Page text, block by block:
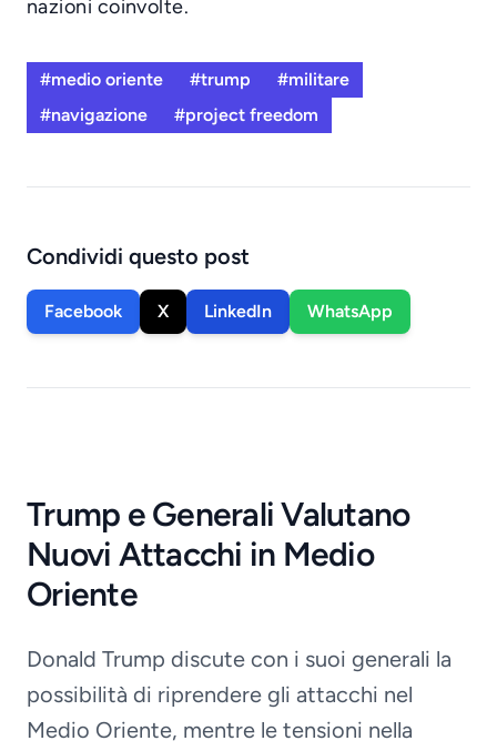
nazioni coinvolte.
#medio oriente #trump
#militare
#navigazione
#project freedom
Condividi questo post
Facebook X LinkedIn WhatsApp
Trump e Generali Valutano
Nuovi Attacchi in Medio
Oriente
Donald Trump discute con i suoi generali la
possibilità di riprendere gli attacchi nel
Medio Oriente, mentre le tensioni nella